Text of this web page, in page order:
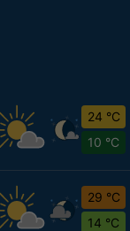
24 °C
10 °C
29 °C
14 °C